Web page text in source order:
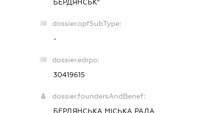
БЕРДЯНСЬК"
dossier.opfSubType:
-
dossier.edrpo:
30419615
dossier.foundersAndBenef:
БЕРДЯНСЬКА МІСЬКА РАДА